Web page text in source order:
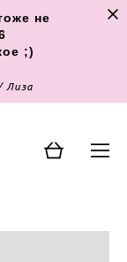
не
;)
Лиза